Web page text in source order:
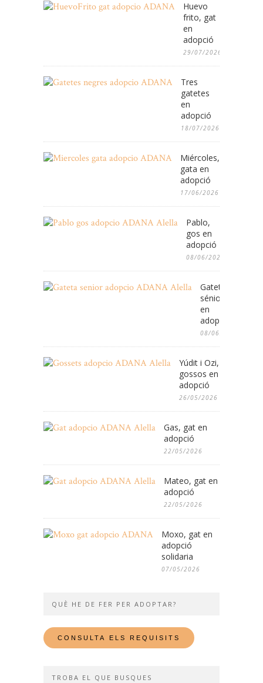
Huevo
frito, gat
en
adopció
29/07/2026
Tres
gatetes
en
adopció
18/07/2026
Miércoles,
gata en
adopció
17/06/2026
Pablo,
gos en
adopció
08/06/2026
Gateta
sénior
en
adopció
08/06/2026
Yúdit i Ozi,
gossos en
adopció
26/05/2026
Gas, gat en
adopció
22/05/2026
Mateo, gat en
adopció
22/05/2026
Moxo, gat en
adopció
solidaria
07/05/2026
QUÈ HE DE FER PER ADOPTAR?
TROBA EL QUE BUSQUES